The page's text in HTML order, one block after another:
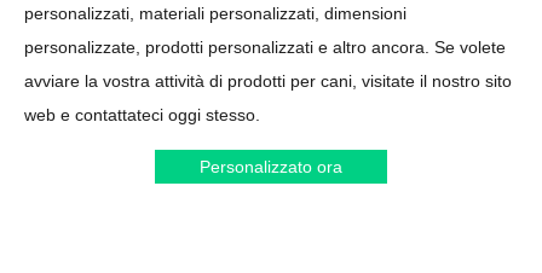
personalizzati, materiali personalizzati, dimensioni
personalizzate, prodotti personalizzati e altro ancora. Se volete
avviare la vostra attività di prodotti per cani, visitate il nostro sito
web e contattateci oggi stesso.
Personalizzato ora